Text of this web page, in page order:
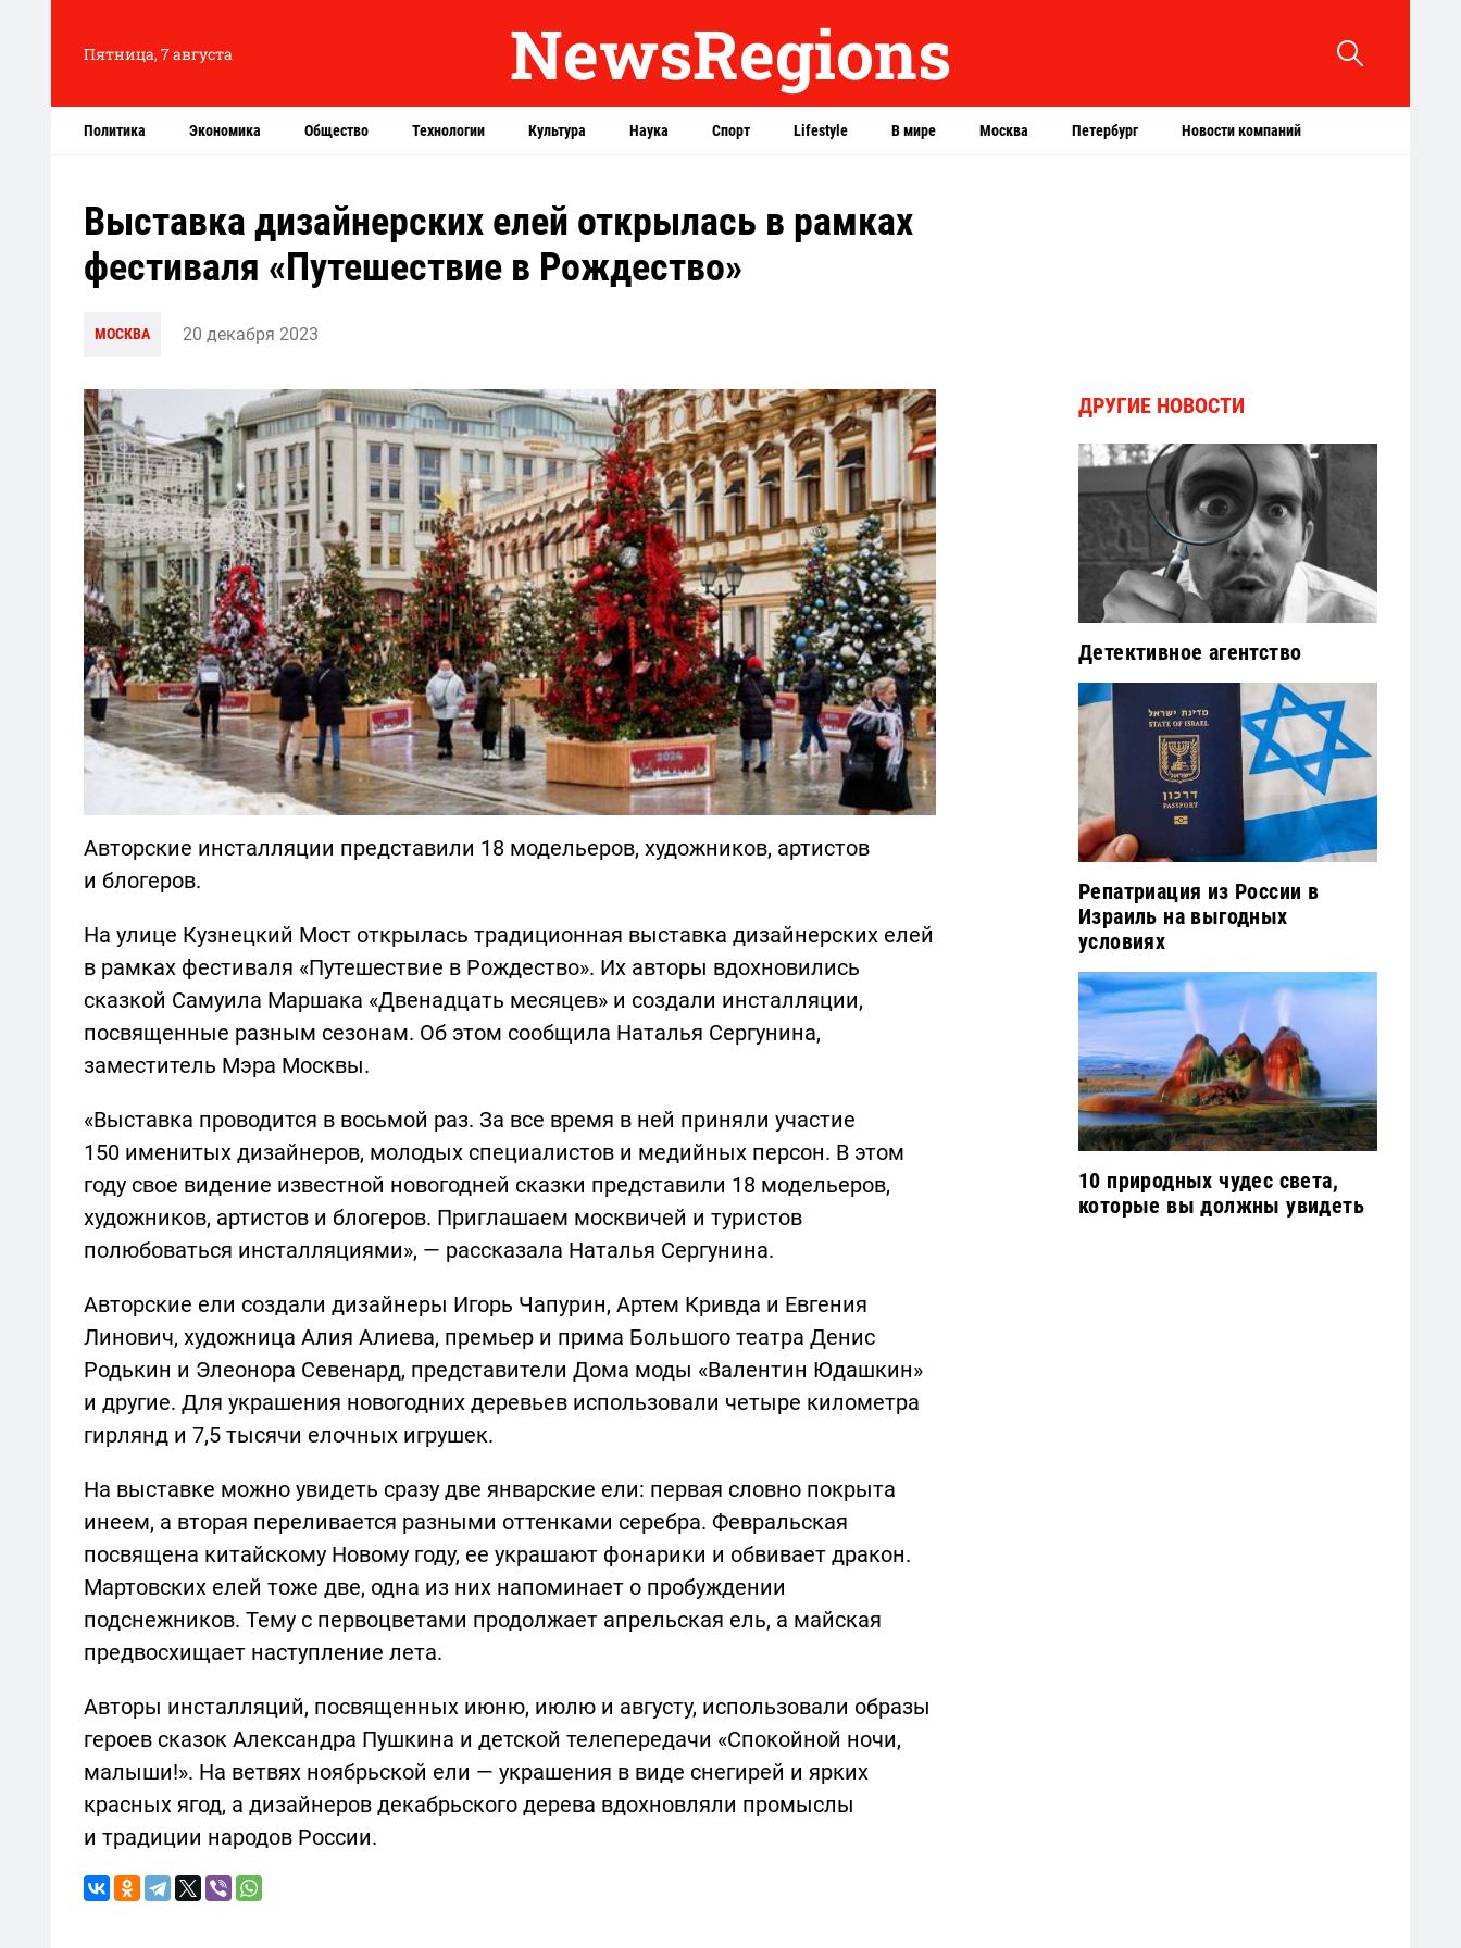
Пятница, 7 августа NewsRegions
Политика Экономика Общество Технологии Культура Наука Спорт Lifestyle В мире Москва Петербург Новости компаний
Выставка дизайнерских елей открылась в рамках
фестиваля «Путешествие в Рождество»
МОСКВА 20 декабря 2023
Авторские инсталляции представили 18 модельеров, художников, артистов
и блогеров.
На улице Кузнецкий Мост открылась традиционная выставка дизайнерских елей
в рамках фестиваля «Путешествие в Рождество». Их авторы вдохновились
сказкой Самуила Маршака «Двенадцать месяцев» и создали инсталляции,
посвященные разным сезонам. Об этом сообщила Наталья Сергунина,
заместитель Мэра Москвы.
«Выставка проводится в восьмой раз. За все время в ней приняли участие
150 именитых дизайнеров, молодых специалистов и медийных персон. В этом
году свое видение известной новогодней сказки представили 18 модельеров,
художников, артистов и блогеров. Приглашаем москвичей и туристов
полюбоваться инсталляциями», — рассказала Наталья Сергунина.
Авторские ели создали дизайнеры Игорь Чапурин, Артем Кривда и Евгения
Линович, художница Алия Алиева, премьер и прима Большого театра Денис
Родькин и Элеонора Севенард, представители Дома моды «Валентин Юдашкин»
и другие. Для украшения новогодних деревьев использовали четыре километра
гирлянд и 7,5 тысячи елочных игрушек.
На выставке можно увидеть сразу две январские ели: первая словно покрыта
инеем, а вторая переливается разными оттенками серебра. Февральская
посвящена китайскому Новому году, ее украшают фонарики и обвивает дракон.
Мартовских елей тоже две, одна из них напоминает о пробуждении
подснежников. Тему с первоцветами продолжает апрельская ель, а майская
предвосхищает наступление лета.
Авторы инсталляций, посвященных июню, июлю и августу, использовали образы
героев сказок Александра Пушкина и детской телепередачи «Спокойной ночи,
малыши!». На ветвях ноябрьской ели — украшения в виде снегирей и ярких
красных ягод, а дизайнеров декабрьского дерева вдохновляли промыслы
и традиции народов России.
ДРУГИЕ НОВОСТИ
Детективное агентство
Репатриация из России в
Израиль на выгодных
условиях
10 природных чудес света,
которые вы должны увидеть